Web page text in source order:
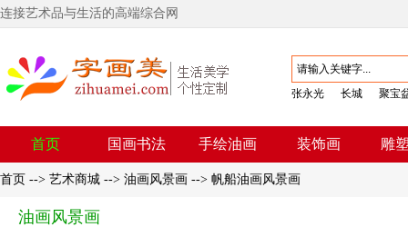
连接艺术品与生活的高端综合网
张永光 长城 聚宝
首页 国画书法 手绘油画 装饰画 雕
首页 --> 艺术商城 --> 油画风景画 --> 帆船油画风景画
油画风景画